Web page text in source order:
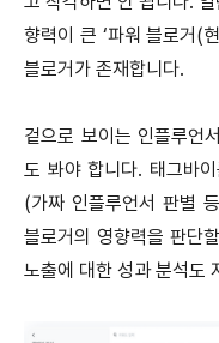
향력이 큰 ‘파워 블로거(
블로거가 존재합니다.
겉으로 보이는 인플루언
도 봐야 합니다. 태그바
(가짜 인플루언서 판별
블로거의 영향력을 판단
노출에 대한 성과 분석도